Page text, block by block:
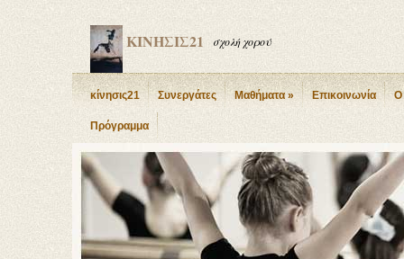
ΚΙΝΗΣΙΣ21 σχολή χορού
κίνησις21 Συνεργάτες Μαθήματα » Επικοινωνία Ο
Πρόγραμμα